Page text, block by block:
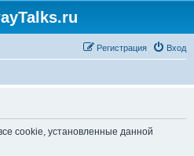
Вход
Регистрация
cookie, установленные данной